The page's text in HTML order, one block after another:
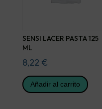
SENSI LACER PASTA 125
ML
8,22 €
Añadir al carrito